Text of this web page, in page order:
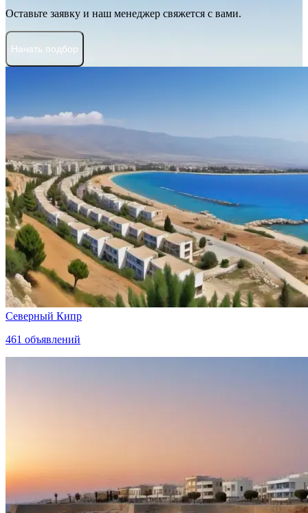
Оставьте заявку и наш менеджер свяжется с вами.
Начать подбор
Северный Кипр
461 объявлений